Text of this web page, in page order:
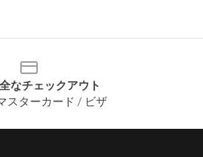
なチェックアウト
スターカード / ビザ